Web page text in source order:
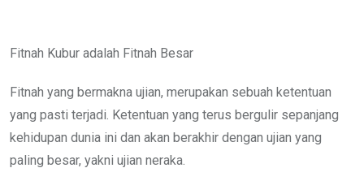
Fitnah Kubur adalah Fitnah Besar
Fitnah yang bermakna ujian, merupakan sebuah ketentuan
yang pasti terjadi. Ketentuan yang terus bergulir sepanjang
kehidupan dunia ini dan akan berakhir dengan ujian yang
paling besar, yakni ujian neraka.